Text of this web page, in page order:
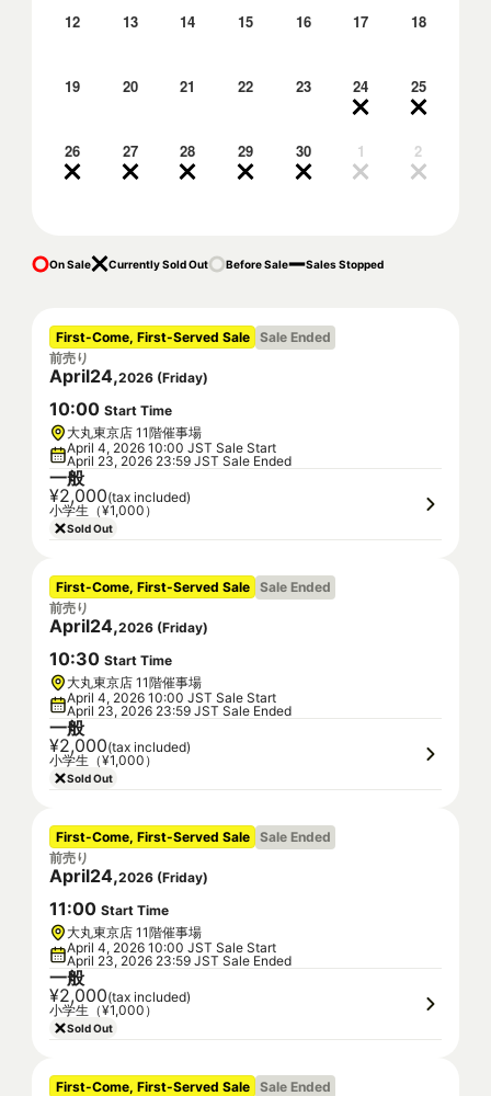
12 13 14 15 16 17 18
19 20 21 22 23 24 25
26 27 28 29 30 1 2
On Sale Currently Sold Out Before Sale Sales Stopped
First-Come, First-Served Sale Sale Ended
前売り
April24,2026 (Friday)
10:00 Start Time
大丸東京店 11階催事場
April 4, 2026 10:00 JST Sale Start
April 23, 2026 23:59 JST Sale Ended
一般
¥2,000(tax included)
小学生（¥1,000）
Sold Out
First-Come, First-Served Sale Sale Ended
前売り
April24,2026 (Friday)
10:30 Start Time
大丸東京店 11階催事場
April 4, 2026 10:00 JST Sale Start
April 23, 2026 23:59 JST Sale Ended
一般
¥2,000(tax included)
小学生（¥1,000）
Sold Out
First-Come, First-Served Sale Sale Ended
前売り
April24,2026 (Friday)
11:00 Start Time
大丸東京店 11階催事場
April 4, 2026 10:00 JST Sale Start
April 23, 2026 23:59 JST Sale Ended
一般
¥2,000(tax included)
小学生（¥1,000）
Sold Out
First-Come, First-Served Sale Sale Ended